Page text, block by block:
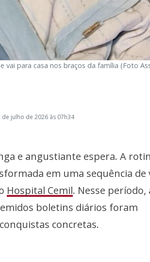
para casa nos braços da família (Foto
julho de 2026 às 07h34
e angustiante espera. A
em uma sequência de
Hospital Cemil. Nesse período,
boletins diários foram
concretas.